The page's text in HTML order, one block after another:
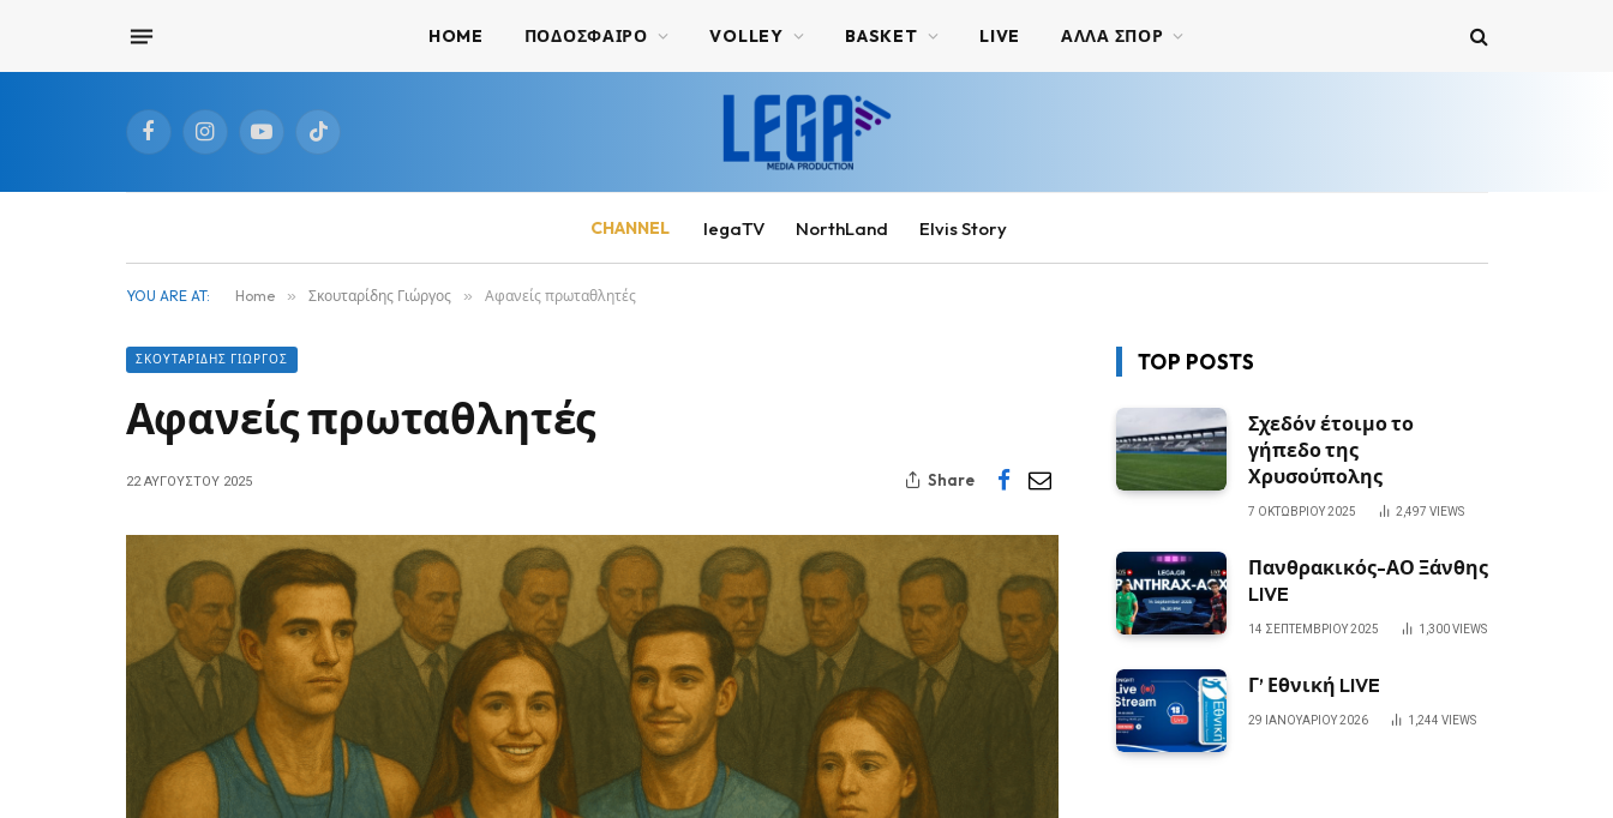
HOME ΠΟΔΟΣΦΑΙΡΟ VOLLEY BASKET LIVE ΑΛΛΑ ΣΠΟΡ
FacebookInstagramYouTubeTikTok
CHANNEL legaTV NorthLand Elvis Story
YOU ARE AT: Home » Σκουταρίδης Γιώργος » Αφανείς πρωταθλητές
ΣΚΟΥΤΑΡΊΔΗΣ ΓΙΏΡΓΟΣ
Αφανείς πρωταθλητές
22 ΑΥΓΟΎΣΤΟΥ 2025 Share
TOP POSTS
Σχεδόν έτοιμο το
γήπεδο της
Χρυσούπολης
7 ΟΚΤΩΒΡΊΟΥ 2025 2,497 VIEWS
Πανθρακικός-ΑΟ Ξάνθης
LIVE
14 ΣΕΠΤΕΜΒΡΊΟΥ 2025 1,300VIEWS
Γ’ Εθνική LIVE
29 ΙΑΝΟΥΑΡΊΟΥ 2026 1,244 VIEWS